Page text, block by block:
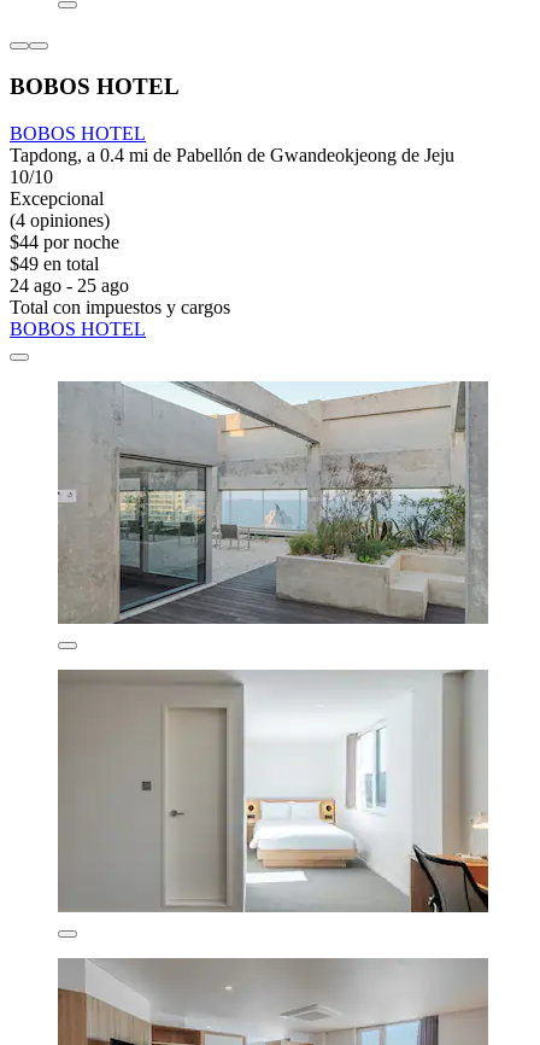
BOBOS HOTEL
BOBOS HOTEL
Tapdong, a 0.4 mi de Pabellón de Gwandeokjeong de Jeju
10/10
Excepcional
(4 opiniones)
$44 por noche
$49 en total
24 ago - 25 ago
Total con impuestos y cargos
BOBOS HOTEL